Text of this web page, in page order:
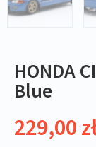
HONDA
Blue
229,00